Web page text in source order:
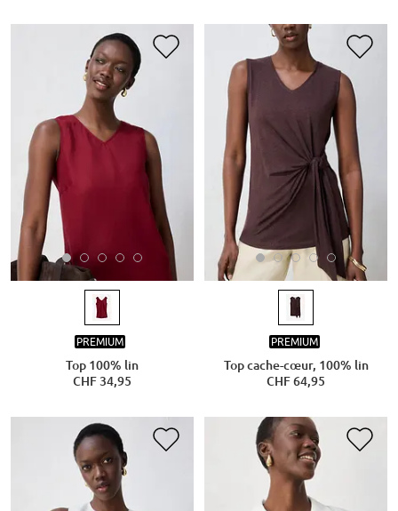
PREMIUM
Top 100% lin
CHF 34,95
PREMIUM
Top cache-cœur, 100% lin
CHF 64,95